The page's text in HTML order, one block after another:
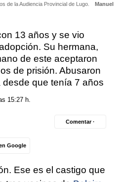
de la Audiencia Provincial de Lugo.
Manuel
13 años y se vio
Su hermana,
de este aceptaron
de prisión. Abusaron
que tenía 7 años
15:27 h.
Google
Comentar ·
Ese es el castigo que